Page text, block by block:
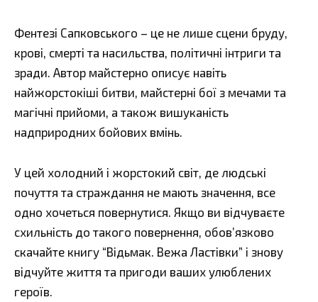
Фентезі Сапковського – це не лише сцени бруду,
крові, смерті та насильства, політичні інтриги та
зради. Автор майстерно описує навіть
найжорстокіші битви, майстерні бої з мечами та
магічні прийоми, а також вишуканість
надприродних бойових вмінь.
У цей холодний і жорстокий світ, де людські
почуття та страждання не мають значення, все
одно хочеться повернутися. Якщо ви відчуваєте
схильність до такого повернення, обов’язково
скачайте книгу “Відьмак. Вежа Ластівки” і знову
відчуйте життя та пригоди ваших улюблених
героїв.